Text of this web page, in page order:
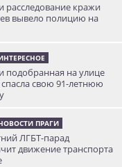
расследование кражи
вывело полицию на
подобранная на улице
спасла свою 91-летнюю
ПРАГИ
ЛГБТ-парад
движение транспорта